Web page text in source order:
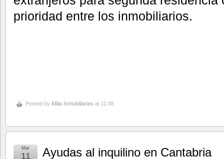
prioridad entre los inmobiliarios.
Posted byAfilia Inmobiliarias at 11:45
Ayudas al inquilino en Cantabria
Mar
11